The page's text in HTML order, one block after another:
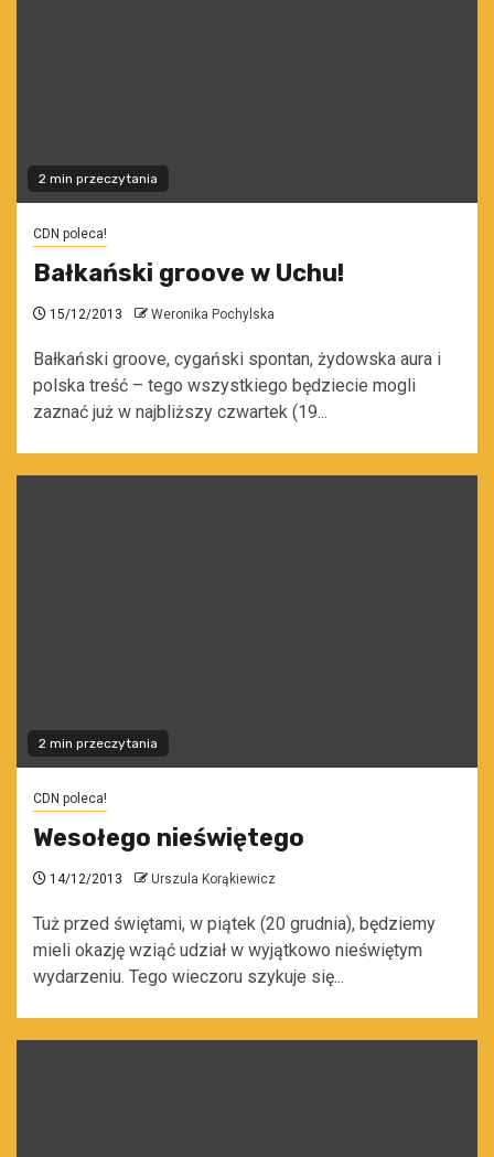
2 min przeczytania
CDN poleca!
Bałkański groove w Uchu!
15/12/2013 Weronika Pochylska
Bałkański groove, cygański spontan, żydowska aura i
polska treść – tego wszystkiego będziecie mogli
zaznać już w najbliższy czwartek (19...
2 min przeczytania
CDN poleca!
Wesołego nieświętego
14/12/2013 Urszula Korąkiewicz
Tuż przed świętami, w piątek (20 grudnia), będziemy
mieli okazję wziąć udział w wyjątkowo nieświętym
wydarzeniu. Tego wieczoru szykuje się...